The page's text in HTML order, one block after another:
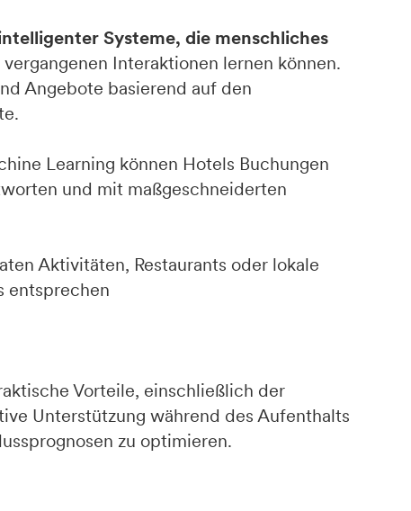
Systeme, die menschliches
Interaktionen lernen können.
Angebote basierend auf den
Learning können Hotels Buchungen
und mit maßgeschneiderten
Aktivitäten, Restaurants oder lokale
entsprechen
Vorteile, einschließlich der
Unterstützung während des Aufenthalts
zu optimieren.